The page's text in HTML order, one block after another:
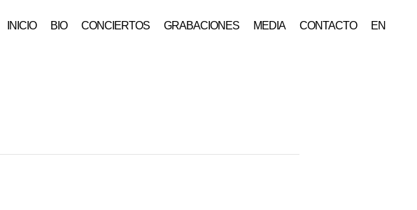
INICIO BIO CONCIERTOS GRABACIONES MEDIA CONTACTO EN